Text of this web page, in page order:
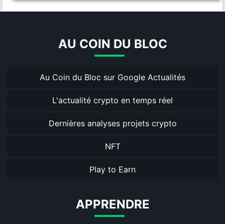
AU COIN DU BLOC
Au Coin du Bloc sur Google Actualités
L'actualité crypto en temps réel
Dernières analyses projets crypto
NFT
Play to Earn
APPRENDRE